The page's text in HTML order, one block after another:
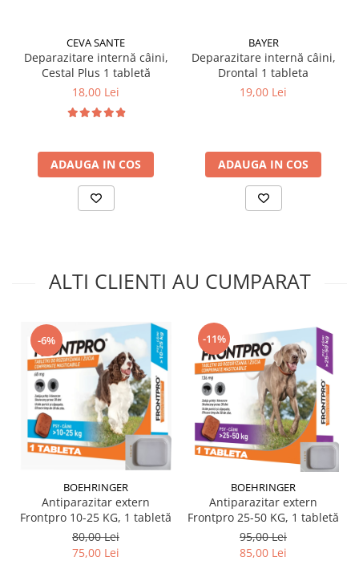
bolnavi, slăbiți sau cu afecțiuni hepatice severe fără
consultarea unui medic veterinar. Se păstrează la loc
uscat, la temperatura camerei, departe de accesul
Substanță activă:Afoxolaner
– concentrație variabilă în
funcție de gramajul produsului. Excipienți: arome
naturale, celulă microcristalină, polivinilpirolidonă, alți
excipienți cu rol în palatabilitate și stabilitate. Formă
CEVA SANTE
Deparazitare internă câini,
Cestal Plus 1 tabletă
18,00 Lei
ADAUGA IN COS
BAYER
Deparazitare internă câini,
Drontal 1 tableta
19,00 Lei
ADAUGA IN COS
ALTI CLIENTI AU CUMPARAT
-6%
BOEHRINGER
Antiparazitar extern
Frontpro 10-25 KG, 1 tabletă
80,00 Lei
75,00 Lei
-11%
BOEHRINGER
Antiparazitar extern
Frontpro 25-50 KG, 1 tabletă
95,00 Lei
85,00 Lei